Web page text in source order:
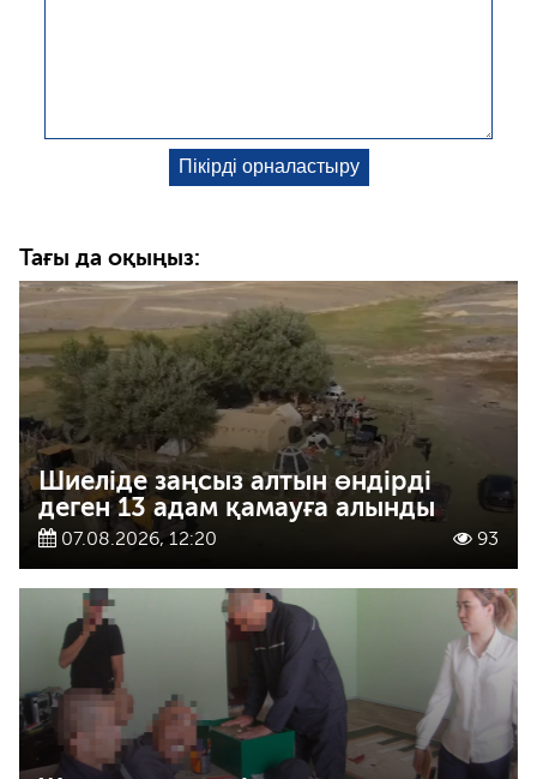
Тағы да оқыңыз:
Шиеліде заңсыз алтын өндірді
деген 13 адам қамауға алынды
07.08.2026, 12:20 93